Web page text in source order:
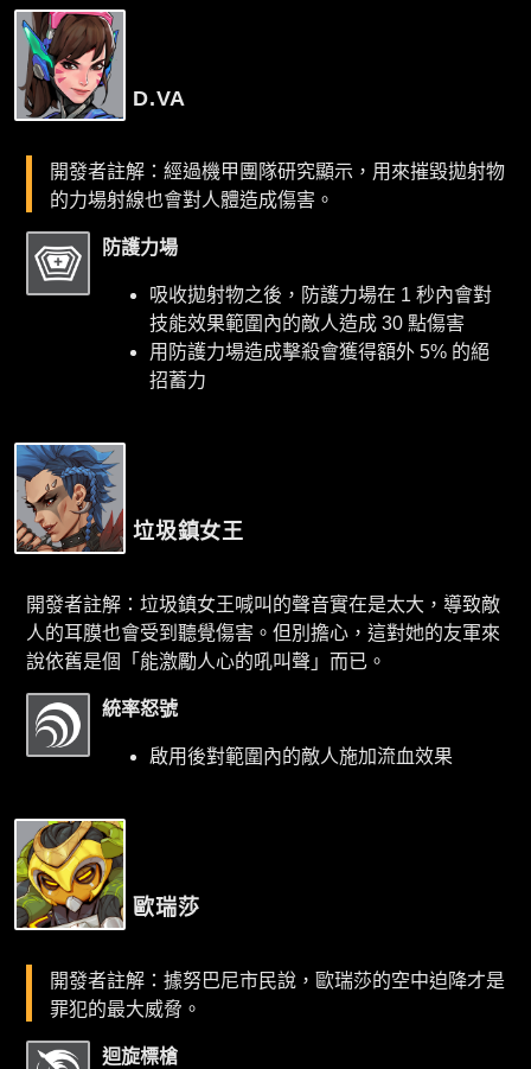
D.VA
開發者註解：經過機甲團隊研究顯示，用來摧毀拋射物
的力場射線也會對人體造成傷害。
防護力場
吸收拋射物之後，防護力場在 1 秒內會對
技能效果範圍內的敵人造成 30 點傷害
用防護力場造成擊殺會獲得額外 5% 的絕
招蓄力
垃圾鎮女王
開發者註解：垃圾鎮女王喊叫的聲音實在是太大，導致敵
人的耳膜也會受到聽覺傷害。但別擔心，這對她的友軍來
說依舊是個「能激勵人心的吼叫聲」而已。
統率怒號
啟用後對範圍內的敵人施加流血效果
歐瑞莎
開發者註解：據努巴尼市民說，歐瑞莎的空中迫降才是
罪犯的最大威脅。
迴旋標槍